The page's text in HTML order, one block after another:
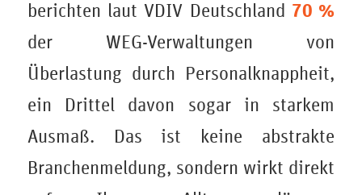
berichten laut VDIV Deutschland 70 %
der WEG-Verwaltungen von
Überlastung durch Personalknappheit,
ein Drittel davon sogar in starkem
Ausmaß. Das ist keine abstrakte
Branchenmeldung, sondern wirkt direkt